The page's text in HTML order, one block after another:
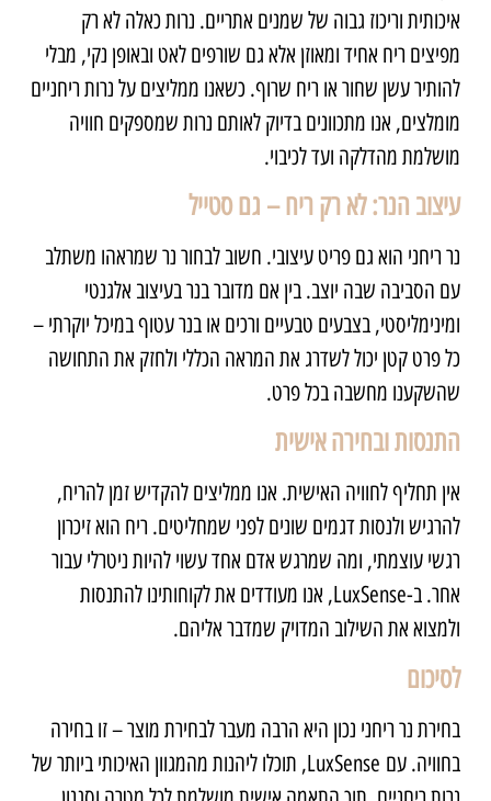
איכותית וריכוז גבוה של שמנים אתריים. נרות כאלה לא רק
מפיצים ריח אחיד ומאוזן אלא גם שורפים לאט ובאופן נקי, מבלי
להותיר עשן שחור או ריח שרוף. כשאנו ממליצים על נרות ריחניים
מומלצים, אנו מתכוונים בדיוק לאותם נרות שמספקים חוויה
מושלמת מהדלקה ועד לכיבוי.
עיצוב הנר: לא רק ריח – גם סטייל
נר ריחני הוא גם פריט עיצובי. חשוב לבחור נר שמראהו משתלב
עם הסביבה שבה יוצב. בין אם מדובר בנר בעיצוב אלגנטי
ומינימליסטי, בצבעים טבעיים ורכים או בנר עטוף במיכל יוקרתי –
כל פרט קטן יכול לשדרג את המראה הכללי ולחזק את התחושה
שהשקענו מחשבה בכל פרט.
התנסות ובחירה אישית
אין תחליף לחוויה האישית. אנו ממליצים להקדיש זמן להריח,
להרגיש ולנסות דגמים שונים לפני שמחליטים. ריח הוא זיכרון
רגשי עוצמתי, ומה שמרגש אדם אחד עשוי להיות ניטרלי עבור
אחר. ב-LuxSense, אנו מעודדים את לקוחותינו להתנסות
ולמצוא את השילוב המדויק שמדבר אליהם.
לסיכום
בחירת נר ריחני נכון היא הרבה מעבר לבחירת מוצר – זו בחירה
בחוויה. עם LuxSense, תוכלו ליהנות מהמגוון האיכותי ביותר של